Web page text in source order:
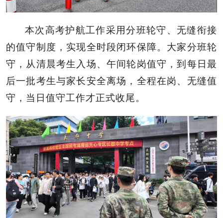
本次高考护航工作采用分班轮守、无缝衔接
的值守制度，实现全时段闭环保障。大家分班轮
守，从清晨考生入场、午间轮岗值守，到每日最
后一批考生与家长安全离场，全程在岗、无缝值
守，当日值守工作才正式收尾。